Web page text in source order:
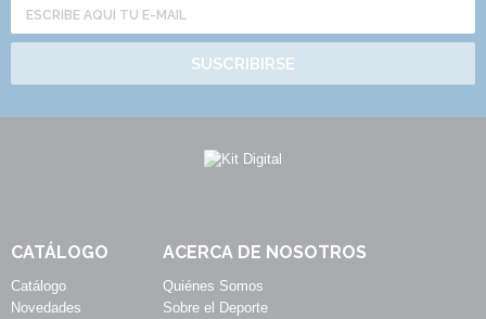
SUSCRIBIRSE
CATÁLOGO
Catálogo
Novedades
ACERCA DE NOSOTROS
Quiénes Somos
Sobre el Deporte